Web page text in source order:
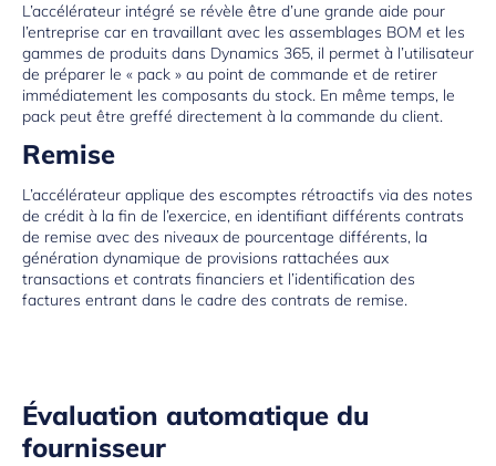
L’accélérateur intégré se révèle être d’une grande aide pour
l’entreprise car en travaillant avec les assemblages BOM et les
gammes de produits dans Dynamics 365, il permet à l’utilisateur
de préparer le « pack » au point de commande et de retirer
immédiatement les composants du stock. En même temps, le
pack peut être greffé directement à la commande du client.
Remise
L’accélérateur applique des escomptes rétroactifs via des notes
de crédit à la fin de l’exercice, en identifiant différents contrats
de remise avec des niveaux de pourcentage différents, la
génération dynamique de provisions rattachées aux
transactions et contrats financiers et l’identification des
factures entrant dans le cadre des contrats de remise.
Évaluation automatique du
fournisseur